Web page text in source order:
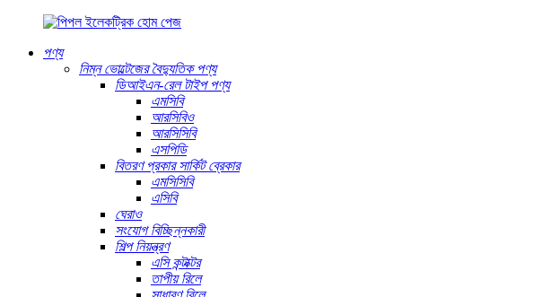
পণ্য
নিম্ন ভোল্টেজের বৈদ্যুতিক পণ্য
ডিআইএন-রেল টাইপ পণ্য
এমসিবি
আরসিবিও
আরসিসিবি
এসপিডি
বিতরণ প্রকার সার্কিট ব্রেকার
এমসিসিবি
এসিবি
ঘেরাও
সংযোগ বিচ্ছিন্নকারী
শিল্প নিয়ন্ত্রণ
এসি কন্টাক্টর
তাপীয় রিলে